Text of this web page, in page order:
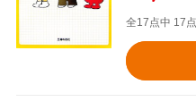
全17点中 17点